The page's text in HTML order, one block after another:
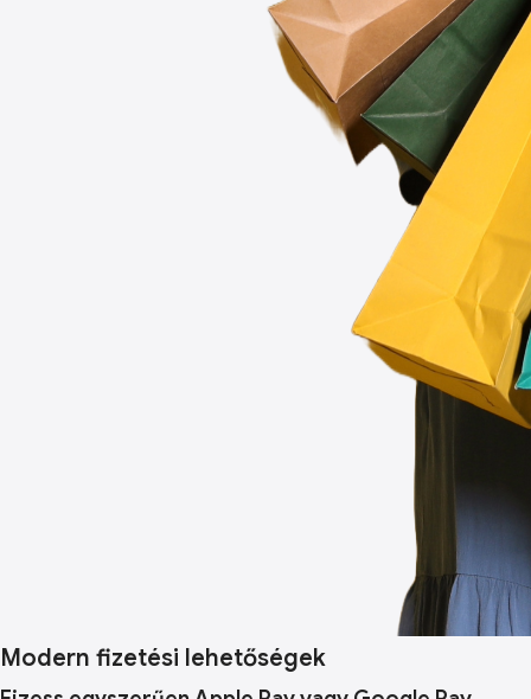
Modern fizetési lehetőségek